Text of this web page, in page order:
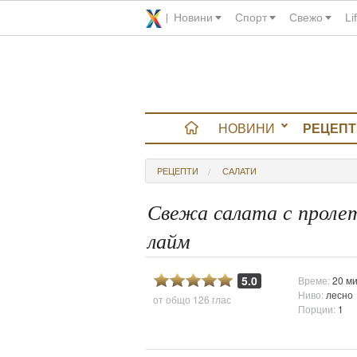
Новини Спорт Свежо
НОВИНИ
РЕЦЕПТИ САЛАТИ
Свежа салата с
лайм
5.0
от общо 126 глас
Време:20
Ниво: лесно
Порции: 1